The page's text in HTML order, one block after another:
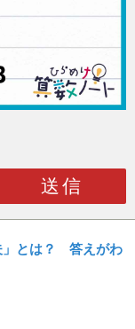
送信
」とは？ 答えがわ